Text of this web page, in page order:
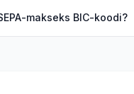
makseks BIC-koodi?